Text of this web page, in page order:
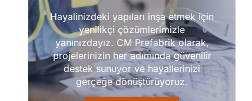
Hayalinizdeki yapıları inşa etmek için
yenilikçi çözümlerimizle
yanınızdayız. CM Prefabrik olarak,
projelerinizin her adımında güvenilir
destek sunuyor ve hayallerinizi
gerçeğe dönüştürüyoruz.